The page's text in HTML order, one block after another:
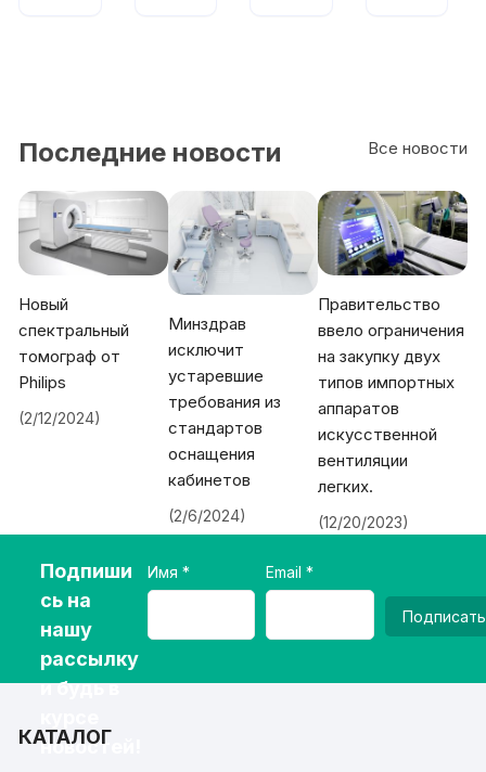
Все новости
Последние новости
Новый
спектральный
томограф от
Philips
(2/12/2024)
Минздрав
исключит
устаревшие
требования из
стандартов
оснащения
кабинетов
(2/6/2024)
Правительство
ввело ограничения
на закупку двух
типов импортных
аппаратов
искусственной
вентиляции
легких.
(12/20/2023)
Подпиши
сь на
нашу
рассылку
и будь в
новостей!
Имя Email
КАТАЛОГ